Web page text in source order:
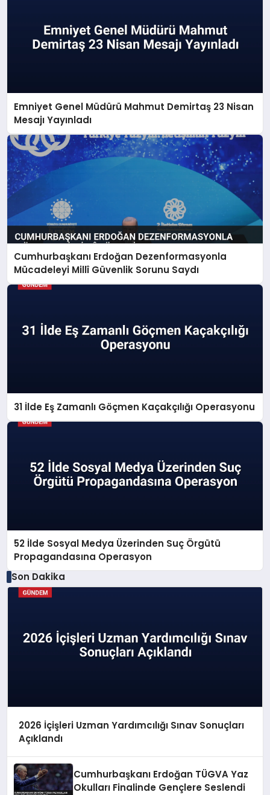
Emniyet Genel Müdürü Mahmut Demirtaş 23 Nisan
Mesajı Yayınladı
Cumhurbaşkanı Erdoğan Dezenformasyonla
Mücadeleyi Millî Güvenlik Sorunu Saydı
31 İlde Eş Zamanlı Göçmen Kaçakçılığı Operasyonu
52 İlde Sosyal Medya Üzerinden Suç Örgütü
Propagandasına Operasyon
Son Dakika
2026 İçişleri Uzman Yardımcılığı Sınav Sonuçları
Açıklandı
Cumhurbaşkanı Erdoğan TÜGVA Yaz
Okulları Finalinde Gençlere Seslendi